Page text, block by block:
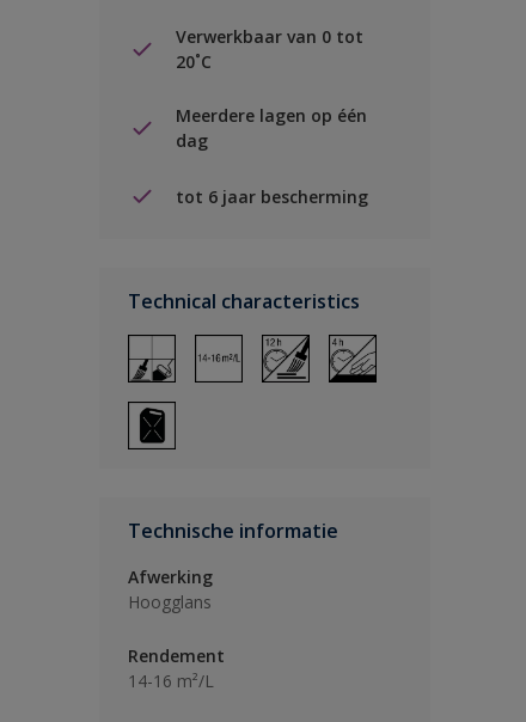
Verwerkbaar van 0 tot
20˚C
Meerdere lagen op één
dag
tot 6 jaar bescherming
Technical characteristics
Technische informatie
Afwerking
Hoogglans
Rendement
14-16 m²/L